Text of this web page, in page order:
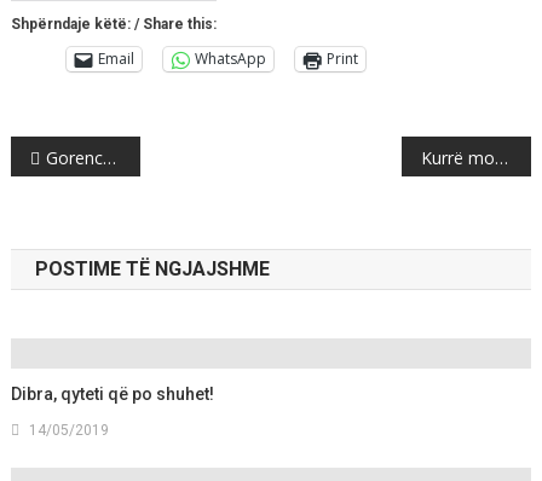
Shpërndaje këtë: / Share this:
Email WhatsApp Print
Post
navigation
Gorenca: Unë qëndroj pas veprimit Mustafa Ademit! Kurrë mos i neglizhoni këto shenja të syrit, po ju paralajmërojnë për një …
POSTIME TË NGJAJSHME
Dibra, qyteti që po shuhet!
14/05/2019